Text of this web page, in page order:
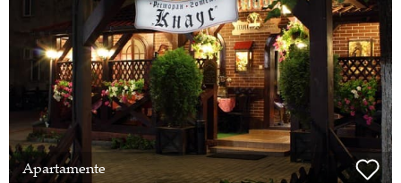
Apartamente